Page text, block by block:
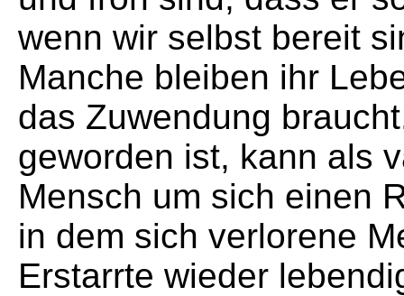
wenn wir selbst bereit
Manche bleiben ihr
das Zuwendung
geworden ist, kann als
Mensch um sich einen
in dem sich verlorene
Erstarrte wieder